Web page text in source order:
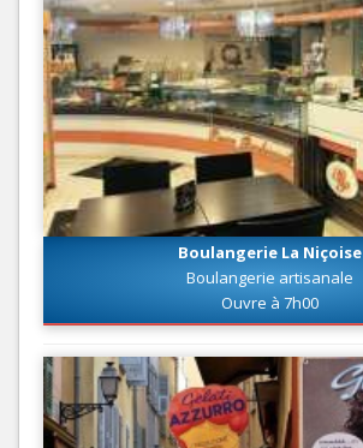
Boulangerie La Niçoise
Boulangerie artisanale
Ouvre à 7h00